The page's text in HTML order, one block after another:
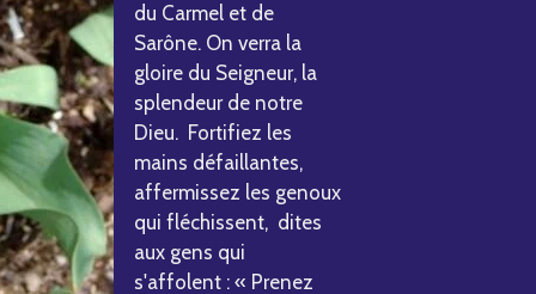
du Carmel et de
Sarône. On verra la
gloire du Seigneur, la
splendeur de notre
Dieu. Fortifiez les
mains défaillantes,
affermissez les genoux
qui fléchissent, dites
aux gens qui
s'affolent : « Prenez